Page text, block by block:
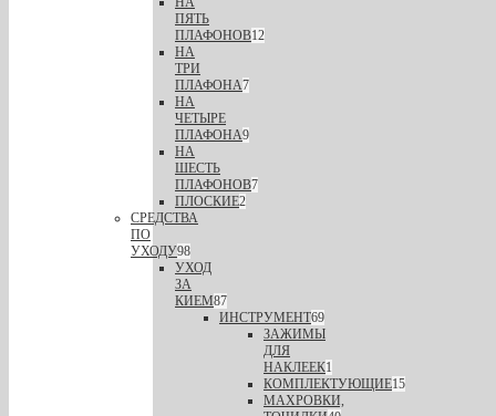
ПЯТЬ
ПЛАФОНОВ12
НА
ТРИ
ПЛАФОНА7
НА
ЧЕТЫРЕ
ПЛАФОНА9
НА
ШЕСТЬ
ПЛАФОНОВ7
ПЛОСКИЕ2
СРЕДСТВА
ПО
УХОДУ98
УХОД
ЗА
КИЕМ87
ИНСТРУМЕНТ69
ЗАЖИМЫ
ДЛЯ
НАКЛЕЕК1
КОМПЛЕКТУЮЩИЕ15
МАХРОВКИ,